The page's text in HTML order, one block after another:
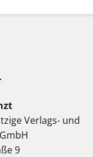
Verlags- und
9